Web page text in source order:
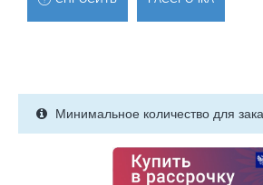
Минимальное количество для